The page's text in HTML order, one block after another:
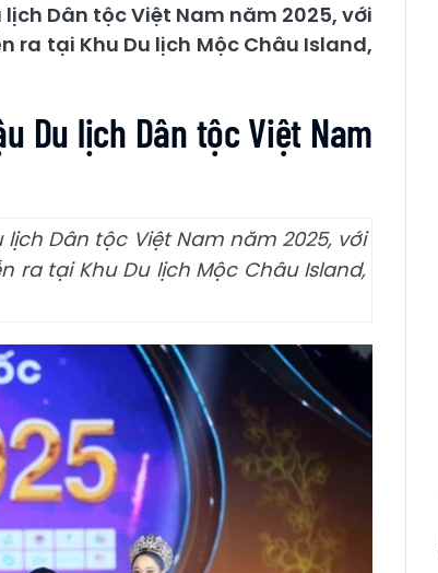
lịch Dân tộc Việt Nam năm 2025, với
ra tại Khu Du lịch Mộc Châu Island,
Du lịch Dân tộc Việt Nam
lịch Dân tộc Việt Nam năm 2025, với
ra tại Khu Du lịch Mộc Châu Island,